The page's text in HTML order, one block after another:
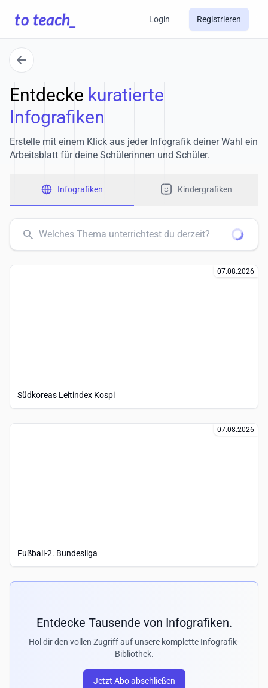
Login Registrieren
Entdecke kuratierte
Infografiken
Erstelle mit einem Klick aus jeder Infografik deiner Wahl ein
Arbeitsblatt für deine Schülerinnen und Schüler.
Infografiken Kindergrafiken
common.search
07.08.2026
Südkoreas Leitindex Kospi
07.08.2026
Fußball-2. Bundesliga
Entdecke Tausende von Infografiken.
Hol dir den vollen Zugriff auf unsere komplette Infografik-
Bibliothek.
Jetzt Abo abschließen